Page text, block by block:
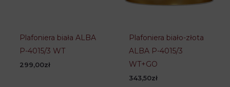
Plafoniera biała ALBA
P-4015/3 WT
299,00zł
Plafoniera biało-złota
ALBA P-4015/3
WT+GO
343,50zł